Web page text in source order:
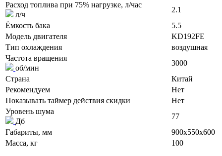
Расход топлива при 75% нагрузке, л/час
л/ч
2.1
Ёмкость бака
5.5
Модель двигателя
KD192FE
Тип охлаждения
воздушная
Частота вращения
об/мин
3000
Страна
Китай
Рекомендуем
Нет
Показывать таймер действия скидки
Нет
Уровень шума
Дб
77
Габариты, мм
900x550x600
Масса, кг
100